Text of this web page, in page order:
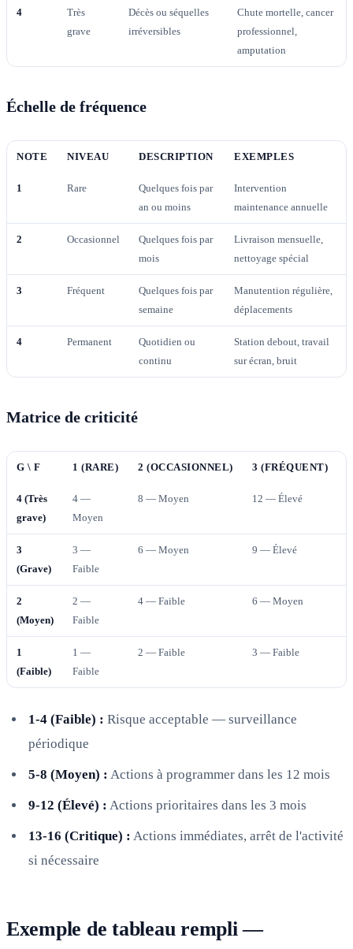
4
Très
grave
Décès ou séquelles
irréversibles
Chute mortelle, cancer
professionnel,
amputation
Échelle de fréquence
NOTE NIVEAU DESCRIPTION EXEMPLES
1 Rare
Quelques fois par
an ou moins
Intervention
maintenance annuelle
2 Occasionnel
Quelques fois par
mois
Livraison mensuelle,
nettoyage spécial
3 Fréquent
Quelques fois par
semaine
Manutention régulière,
déplacements
4 Permanent
Quotidien ou
continu
Station debout, travail
sur écran, bruit
Matrice de criticité
G \ F 1 (RARE) 2 (OCCASIONNEL) 3 (FRÉQUENT)
4 (Très
grave)
4 —
Moyen
8 — Moyen 12 — Élevé
3
(Grave)
3 —
Faible
6 — Moyen 9 — Élevé
2
(Moyen)
2 —
Faible
4 — Faible 6 — Moyen
1
(Faible)
1 —
Faible
2 — Faible 3 — Faible
1-4 (Faible) : Risque acceptable — surveillance
périodique
5-8 (Moyen) : Actions à programmer dans les 12 mois
9-12 (Élevé) : Actions prioritaires dans les 3 mois
13-16 (Critique) : Actions immédiates, arrêt de l'activité
si nécessaire
Exemple de tableau rempli —